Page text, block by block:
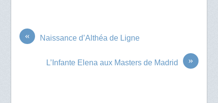
« Naissance d’Althéa de Ligne
»
L’Infante Elena aux Masters de Madrid